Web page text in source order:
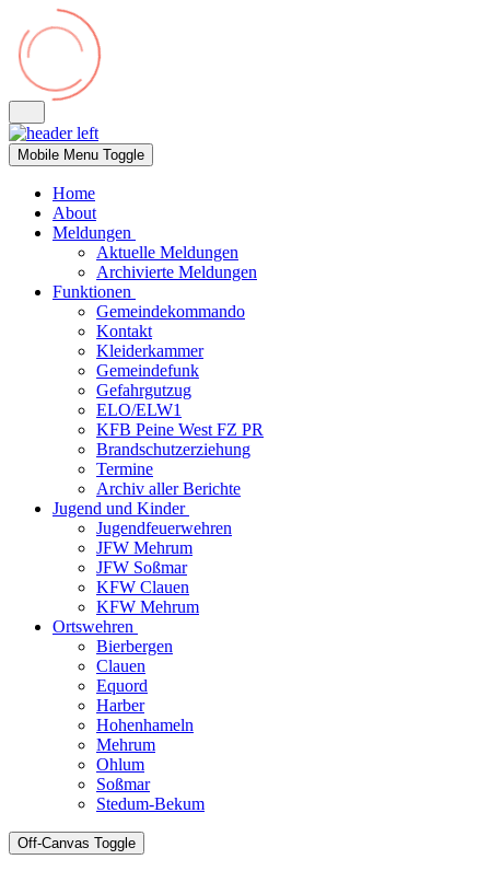
Mobile Menu Toggle
Home
About
Meldungen
Aktuelle Meldungen
Archivierte Meldungen
Funktionen
Gemeindekommando
Kontakt
Kleiderkammer
Gemeindefunk
Gefahrgutzug
ELO/ELW1
KFB Peine West FZ PR
Brandschutzerziehung
Termine
Archiv aller Berichte
Jugend und Kinder
Jugendfeuerwehren
JFW Mehrum
JFW Soßmar
KFW Clauen
KFW Mehrum
Ortswehren
Bierbergen
Clauen
Equord
Harber
Hohenhameln
Mehrum
Ohlum
Soßmar
Stedum-Bekum
Off-Canvas Toggle